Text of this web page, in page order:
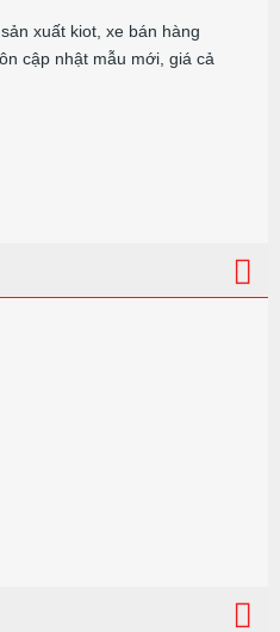
xuất kiot, xe bán hàng
cập nhật mẫu mới, giá cả